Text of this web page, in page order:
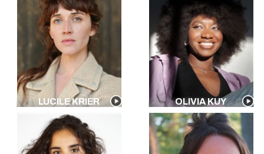
LUCILE KRIER OLIVIA KUY